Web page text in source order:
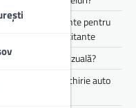
Ce suplimente pentru
în perioadele solicitante
AI experiența vizuală?
branduri pentru chirie auto